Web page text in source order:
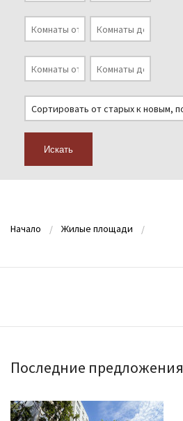
Искать
Начало Жилые площади
Последние предложения